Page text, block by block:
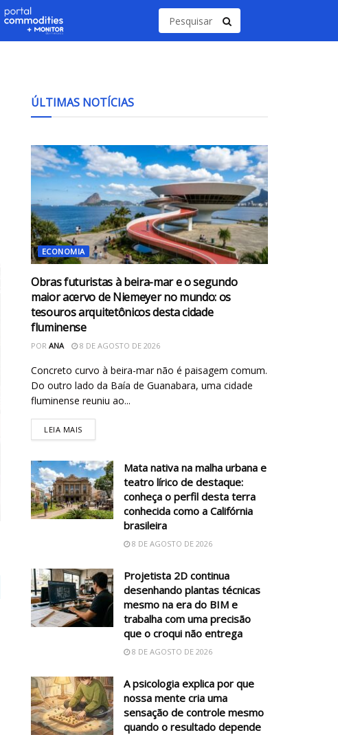
ÚLTIMAS NOTÍCIAS
ECONOMIA
Obras futuristas à beira-mar e o segundo
maior acervo de Niemeyer no mundo: os
tesouros arquitetônicos desta cidade
fluminense
POR ANA 8 DE AGOSTO DE 2026
Concreto curvo à beira-mar não é paisagem comum.
Do outro lado da Baía de Guanabara, uma cidade
fluminense reuniu ao...
LEIA MAIS
Mata nativa na malha urbana e
teatro lírico de destaque:
conheça o perfil desta terra
conhecida como a Califórnia
brasileira
8 DE AGOSTO DE 2026
Projetista 2D continua
desenhando plantas técnicas
mesmo na era do BIM e
trabalha com uma precisão
que o croqui não entrega
8 DE AGOSTO DE 2026
A psicologia explica por que
nossa mente cria uma
sensação de controle mesmo
quando o resultado depende